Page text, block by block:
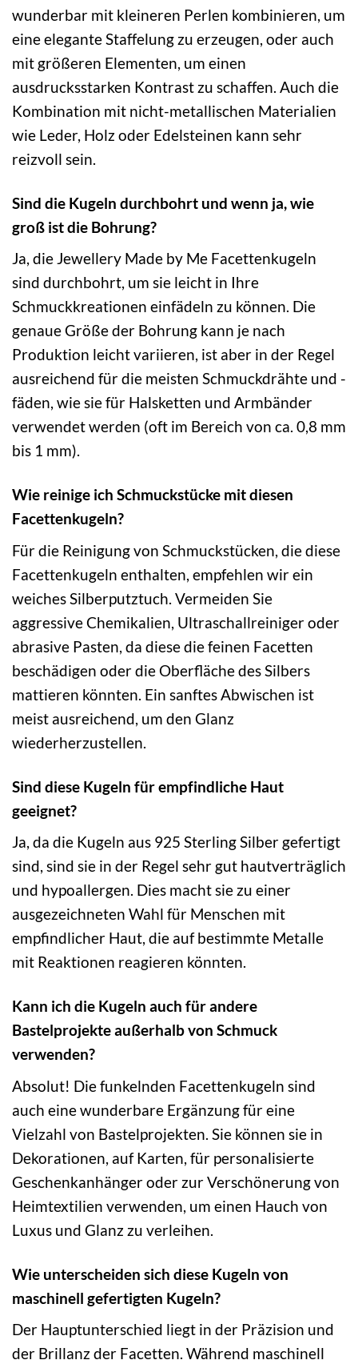
wunderbar mit kleineren Perlen kombinieren, um
eine elegante Staffelung zu erzeugen, oder auch
mit größeren Elementen, um einen
ausdrucksstarken Kontrast zu schaffen. Auch die
Kombination mit nicht-metallischen Materialien
wie Leder, Holz oder Edelsteinen kann sehr
reizvoll sein.
Sind die Kugeln durchbohrt und wenn ja, wie
groß ist die Bohrung?
Ja, die Jewellery Made by Me Facettenkugeln
sind durchbohrt, um sie leicht in Ihre
Schmuckkreationen einfädeln zu können. Die
genaue Größe der Bohrung kann je nach
Produktion leicht variieren, ist aber in der Regel
ausreichend für die meisten Schmuckdrähte und -
fäden, wie sie für Halsketten und Armbänder
verwendet werden (oft im Bereich von ca. 0,8 mm
bis 1 mm).
Wie reinige ich Schmuckstücke mit diesen
Facettenkugeln?
Für die Reinigung von Schmuckstücken, die diese
Facettenkugeln enthalten, empfehlen wir ein
weiches Silberputztuch. Vermeiden Sie
aggressive Chemikalien, Ultraschallreiniger oder
abrasive Pasten, da diese die feinen Facetten
beschädigen oder die Oberfläche des Silbers
mattieren könnten. Ein sanftes Abwischen ist
meist ausreichend, um den Glanz
wiederherzustellen.
Sind diese Kugeln für empfindliche Haut
geeignet?
Ja, da die Kugeln aus 925 Sterling Silber gefertigt
sind, sind sie in der Regel sehr gut hautverträglich
und hypoallergen. Dies macht sie zu einer
ausgezeichneten Wahl für Menschen mit
empfindlicher Haut, die auf bestimmte Metalle
mit Reaktionen reagieren könnten.
Kann ich die Kugeln auch für andere
Bastelprojekte außerhalb von Schmuck
verwenden?
Absolut! Die funkelnden Facettenkugeln sind
auch eine wunderbare Ergänzung für eine
Vielzahl von Bastelprojekten. Sie können sie in
Dekorationen, auf Karten, für personalisierte
Geschenkanhänger oder zur Verschönerung von
Heimtextilien verwenden, um einen Hauch von
Luxus und Glanz zu verleihen.
Wie unterscheiden sich diese Kugeln von
maschinell gefertigten Kugeln?
Der Hauptunterschied liegt in der Präzision und
der Brillanz der Facetten. Während maschinell